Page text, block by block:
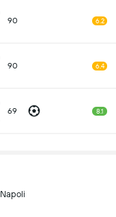
90 6.2
90 6.4
69 8.1
Napoli